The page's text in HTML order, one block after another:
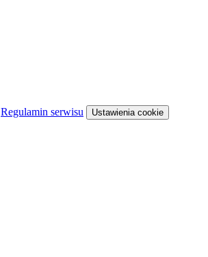
Regulamin serwisu Ustawienia cookie